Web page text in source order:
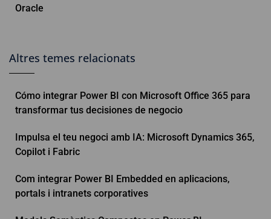
Oracle
Altres temes relacionats
Cómo integrar Power BI con Microsoft Office 365 para
transformar tus decisiones de negocio
Impulsa el teu negoci amb IA: Microsoft Dynamics 365,
Copilot i Fabric
Com integrar Power BI Embedded en aplicacions,
portals i intranets corporatives